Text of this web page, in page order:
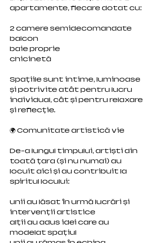
apartamente, fiecare dotat cu:
2 camere semidecomandate
balcon
baie proprie
chicinetă
Spațiile sunt intime, luminoase
și potrivite atât pentru lucru
individual, cât și pentru relaxare
și reflecție.
🌍 Comunitate artistică vie
De-a lungul timpului, artiști din
toată țara (și nu numai) au
locuit aici și au contribuit la
spiritul locului:
unii au lăsat în urmă lucrări și
intervenții artistice
alții au adus idei care au
modelat spațiul